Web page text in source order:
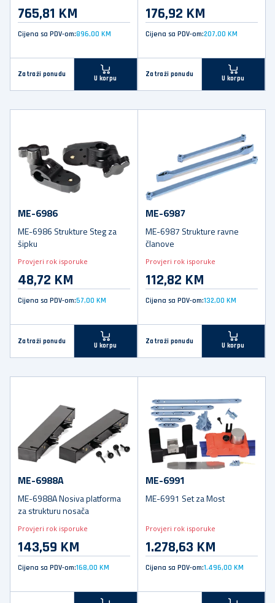
765,81 KM
Cijena sa PDV-om:896,00 KM
Zatraži ponudu
U korpu
176,92 KM
Cijena sa PDV-om:207,00 KM
Zatraži ponudu
U korpu
ME-6986
ME-6986 Strukture Steg za
šipku
Provjeri rok isporuke
48,72 KM
Cijena sa PDV-om:57,00 KM
Zatraži ponudu
U korpu
ME-6987
ME-6987 Strukture ravne
članove
Provjeri rok isporuke
112,82 KM
Cijena sa PDV-om:132,00 KM
Zatraži ponudu
U korpu
ME-6988A
ME-6988A Nosiva platforma
za strukturu nosača
Provjeri rok isporuke
143,59 KM
Cijena sa PDV-om:168,00 KM
ME-6991
ME-6991 Set za Most
Provjeri rok isporuke
1.278,63 KM
Cijena sa PDV-om:1.496,00 KM